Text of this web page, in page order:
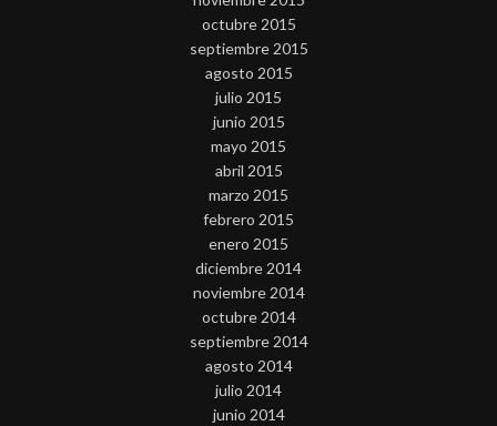
octubre 2015
septiembre 2015
agosto 2015
julio 2015
junio 2015
mayo 2015
abril 2015
marzo 2015
febrero 2015
enero 2015
diciembre 2014
noviembre 2014
octubre 2014
septiembre 2014
agosto 2014
julio 2014
junio 2014